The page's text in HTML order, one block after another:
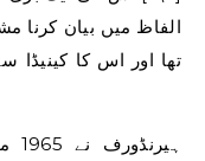
الفاظ میں بیان کرنا
تھا اور اس کا کینیڈا